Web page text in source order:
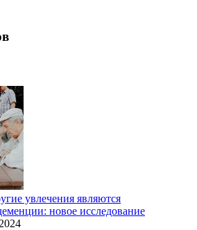
увлечения являются
новое исследование